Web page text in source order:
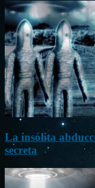
La insólita
secreta